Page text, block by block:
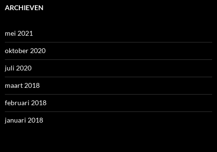
ARCHIEVEN
mei 2021
oktober 2020
juli 2020
maart 2018
februari 2018
januari 2018